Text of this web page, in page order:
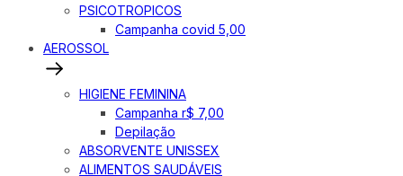
PSICOTROPICOS
Campanha covid 5,00
AEROSSOL
HIGIENE FEMININA
Campanha r$ 7,00
Depilação
ABSORVENTE UNISSEX
ALIMENTOS SAUDÁVEIS